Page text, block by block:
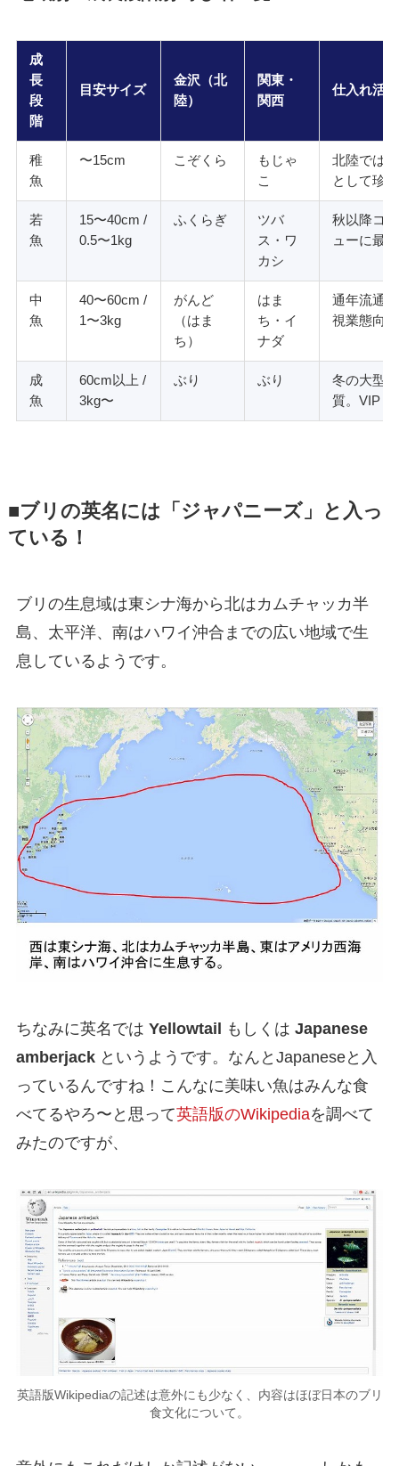
成
長
段
階
目安サイズ
金沢（北
陸）
関東・
関西
仕入れ活
稚
魚
〜15cm こぞくら
もじゃ
こ
北陸では
として珍重
若
魚
15〜40cm /
0.5〜1kg
ふくらぎ
ツバ
ス・ワ
カシ
秋以降コ
ューに最適
中
魚
40〜60cm /
1〜3kg
がんど
（はま
ち）
はま
ち・イ
ナダ
通年流通
視業態向け
成
魚
60cm以上 /
3kg〜
ぶり ぶり
冬の大型
質。VIP・
■ブリの英名には「ジャパニーズ」と入っ
ている！
ブリの生息域は東シナ海から北はカムチャッカ半
島、太平洋、南はハワイ沖合までの広い地域で生
息しているようです。
ちなみに英名では Yellowtail もしくは Japanese
amberjackというようです。なんとJapaneseと入
っているんですね！こんなに美味い魚はみんな食
べてるやろ〜と思って英語版のWikipediaを調べて
みたのですが、
英語版Wikipediaの記述は意外にも少なく、内容はほぼ日本のブリ
食文化について。